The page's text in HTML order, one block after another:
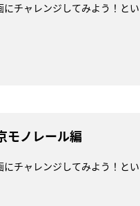
チャレンジしてみよう！と
モノレール編
チャレンジしてみよう！と